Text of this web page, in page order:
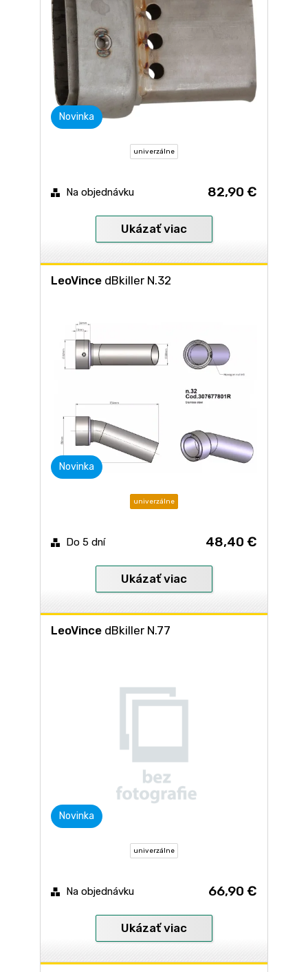
Novinka
univerzálne
Na objednávku 82,90 €
Ukázať viac
LeoVince dBkiller N.32
Novinka
univerzálne
Do 5 dní 48,40 €
Ukázať viac
LeoVince dBkiller N.77
Novinka
univerzálne
Na objednávku 66,90 €
Ukázať viac